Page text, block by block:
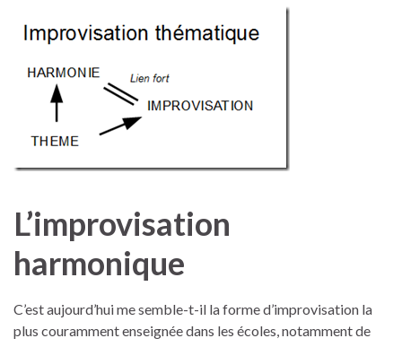
L’improvisation
harmonique
C’est aujourd’hui me semble-t-il la forme d’improvisation la
plus couramment enseignée dans les écoles, notamment de